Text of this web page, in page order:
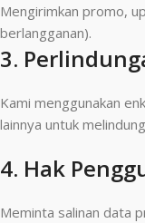
Mengirimkan promo,
berlangganan).
3.
Kami menggunakan
lainnya untuk
4. Hak
Meminta salinan data